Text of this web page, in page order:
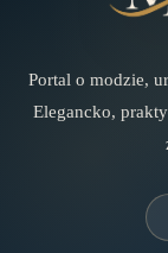
Portal o modzie,
Elegancko,